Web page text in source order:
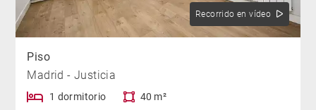
Recorrido en vídeo
Piso
Madrid - Justicia
1 dormitorio 40 m²